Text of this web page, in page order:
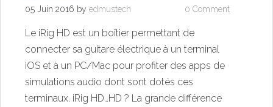
05 Juin 2016 by edmustech 0 Comment
Le iRig HD est un boîtier permettant de
connecter sa guitare électrique à un terminal
iOS et à un PC/Mac pour profiter des apps de
simulations audio dont sont dotés ces
terminaux. iRig HD…HD ? La grande différence